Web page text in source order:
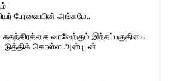
பேரவையின் அங்கமே..
வரவேற்கும் இந்தப்பகுதியை
கொள்ள அன்புடன்